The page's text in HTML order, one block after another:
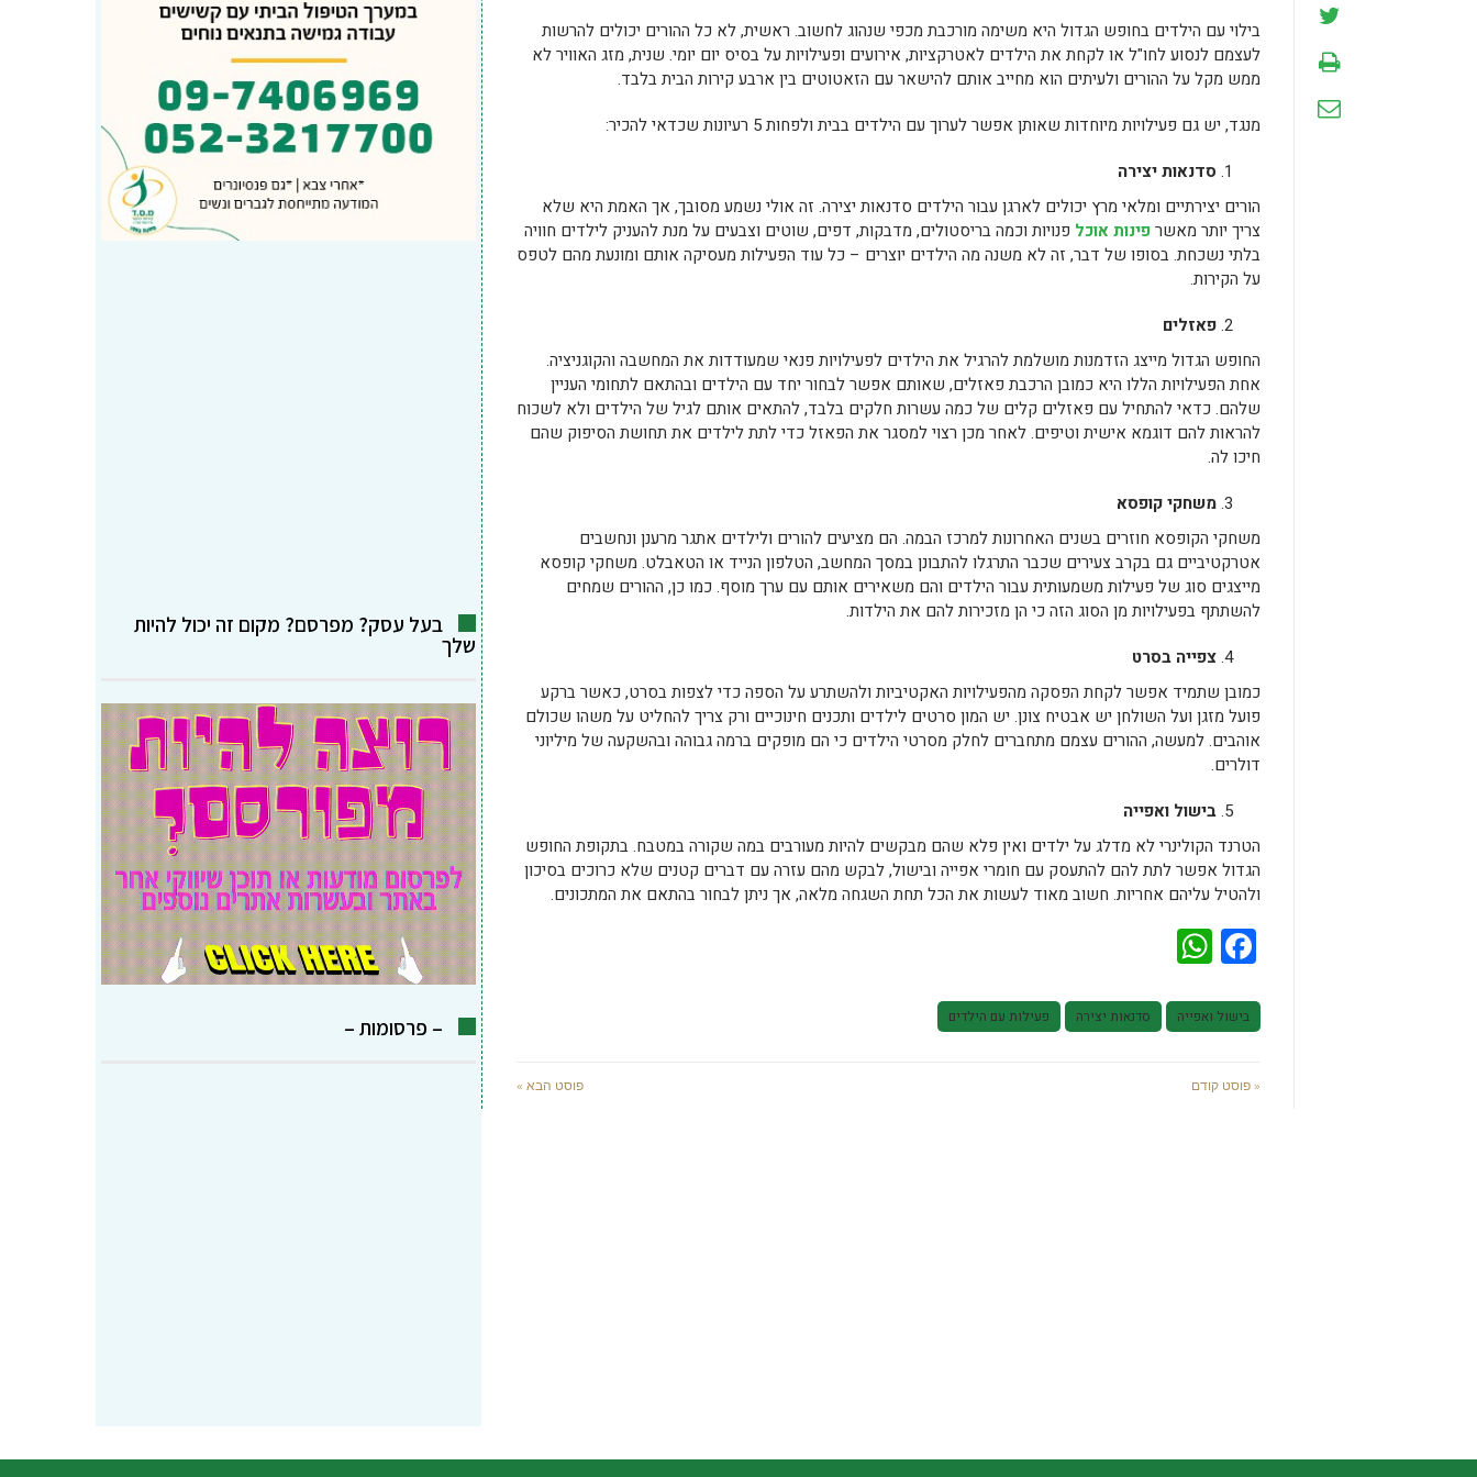
בילוי עם הילדים בחופש הגדול היא משימה מורכבת מכפי שנהוג לחשוב. ראשית, לא כל ההורים יכולים להרשות
לעצמם לנסוע לחו"ל או לקחת את הילדים לאטרקציות, אירועים ופעילויות על בסיס יום יומי. שנית, מזג האוויר לא
ממש מקל על ההורים ולעיתים הוא מחייב אותם להישאר עם הזאטוטים בין ארבע קירות הבית בלבד.
מנגד, יש גם פעילויות מיוחדות שאותן אפשר לערוך עם הילדים בבית ולפחות 5 רעיונות שכדאי להכיר:
סדנאות יצירה
הורים יצירתיים ומלאי מרץ יכולים לארגן עבור הילדים סדנאות יצירה. זה אולי נשמע מסובך, אך האמת היא שלא
צריך יותר מאשרפינות אוכל פנויות וכמה בריסטולים, מדבקות, דפים, שוטים וצבעים על מנת להעניק לילדים חוויה
בלתי נשכחת. בסופו של דבר, זה לא משנה מה הילדים יוצרים – כל עוד הפעילות מעסיקה אותם ומונעת מהם לטפס
על הקירות.
פאזלים
החופש הגדול מייצג הזדמנות מושלמת להרגיל את הילדים לפעילויות פנאי שמעודדות את המחשבה והקוגניציה.
אחת הפעילויות הללו היא כמובן הרכבת פאזלים, שאותם אפשר לבחור יחד עם הילדים ובהתאם לתחומי העניין
שלהם. כדאי להתחיל עם פאזלים קלים של כמה עשרות חלקים בלבד, להתאים אותם לגיל של הילדים ולא לשכוח
להראות להם דוגמא אישית וטיפים. לאחר מכן רצוי למסגר את הפאזל כדי לתת לילדים את תחושת הסיפוק שהם
חיכו לה.
משחקי קופסא
משחקי הקופסא חוזרים בשנים האחרונות למרכז הבמה. הם מציעים להורים ולילדים אתגר מרענן ונחשבים
אטרקטיביים גם בקרב צעירים שכבר התרגלו להתבונן במסך המחשב, הטלפון הנייד או הטאבלט. משחקי קופסא
מייצגים סוג של פעילות משמעותית עבור הילדים והם משאירים אותם עם ערך מוסף. כמו כן, ההורים שמחים
להשתתף בפעילויות מן הסוג הזה כי הן מזכירות להם את הילדות.
צפייה בסרט
כמובן שתמיד אפשר לקחת הפסקה מהפעילויות האקטיביות ולהשתרע על הספה כדי לצפות בסרט, כאשר ברקע
פועל מזגן ועל השולחן יש אבטיח צונן. יש המון סרטים לילדים ותכנים חינוכיים ורק צריך להחליט על משהו שכולם
אוהבים. למעשה, ההורים עצמם מתחברים לחלק מסרטי הילדים כי הם מופקים ברמה גבוהה ובהשקעה של מיליוני
דולרים.
בישול ואפייה
הטרנד הקולינרי לא מדלג על ילדים ואין פלא שהם מבקשים להיות מעורבים במה שקורה במטבח. בתקופת החופש
הגדול אפשר לתת להם להתעסק עם חומרי אפייה ובישול, לבקש מהם עזרה עם דברים קטנים שלא כרוכים בסיכון
ולהטיל עליהם אחריות. חשוב מאוד לעשות את הכל תחת השגחה מלאה, אך ניתן לבחור בהתאם את המתכונים.
Facebook
בישול ואפייה סדנאות יצירה פעילות עם הילדים
« פוסט קודם פוסט הבא »
בעל עסק? מפרסם? מקום זה יכול להיות
שלך
– פרסומות –